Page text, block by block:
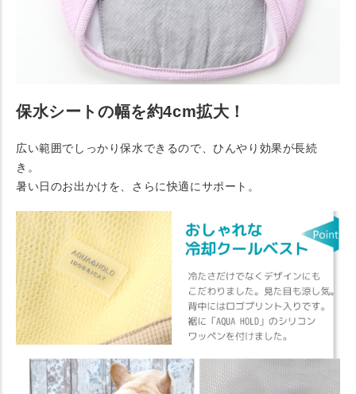
保水シートの幅を約4cm拡大！
広い範囲でしっかり保水できるので、ひんやり効果が長続
き。
暑い日のお出かけを、さらに快適にサポート。